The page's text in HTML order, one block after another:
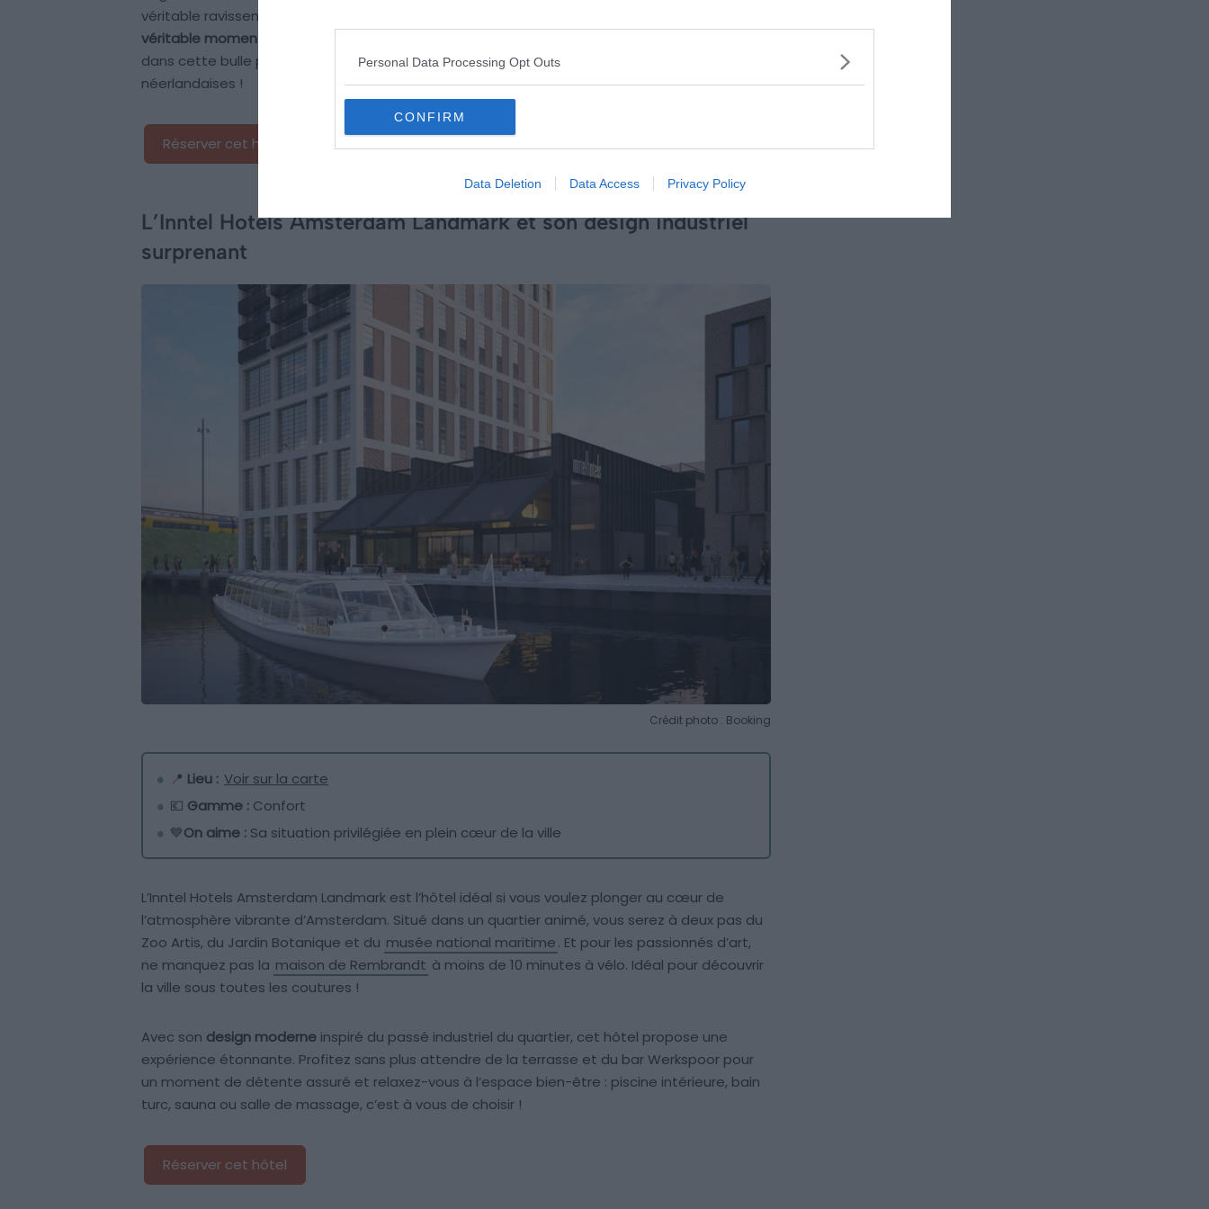
Personal Data Processing Opt Outs
CONFIRM
Data Deletion Data Access Privacy Policy
véritable ravissement pour vos papilles. Le sauna et la piscine extérieure vous promettent un
véritable moment de détente
dans cette bulle préservée où se mêle le meilleur de la nature et de l’architecture
néerlandaises !
Réserver cet hôtel
L’Inntel Hotels Amsterdam Landmark et son design industriel
surprenant
Crédit photo : Booking
📍 Lieu : Voir sur la carte
💶 Gamme : Confort
💙On aime : Sa situation privilégiée en plein cœur de la ville
L’Inntel Hotels Amsterdam Landmark est l’hôtel idéal si vous voulez plonger au cœur de
l’atmosphère vibrante d’Amsterdam. Situé dans un quartier animé, vous serez à deux pas du
Zoo Artis, du Jardin Botanique et du musée national maritime. Et pour les passionnés d’art,
ne manquez pas la maison de Rembrandt à moins de 10 minutes à vélo. Idéal pour découvrir
la ville sous toutes les coutures !
Avec son design moderne inspiré du passé industriel du quartier, cet hôtel propose une
expérience étonnante. Profitez sans plus attendre de la terrasse et du bar Werkspoor pour
un moment de détente assuré et relaxez-vous à l’espace bien-être : piscine intérieure, bain
turc, sauna ou salle de massage, c’est à vous de choisir !
Réserver cet hôtel